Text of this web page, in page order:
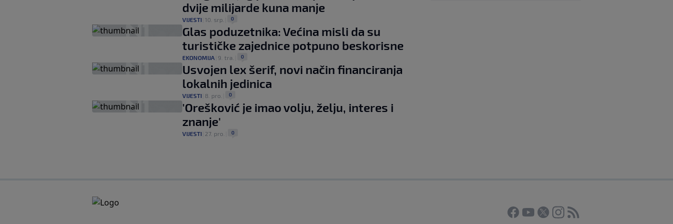
dvije milijarde kuna manje
VIJESTI 10. srp. 0
Glas poduzetnika: Većina misli da su
turističke zajednice potpuno beskorisne
EKONOMIJA 9. tra. 0
Usvojen lex šerif, novi način financiranja
lokalnih jedinica
VIJESTI 8. pro. 0
'Orešković je imao volju, želju, interes i
znanje'
VIJESTI 27. pro. 0